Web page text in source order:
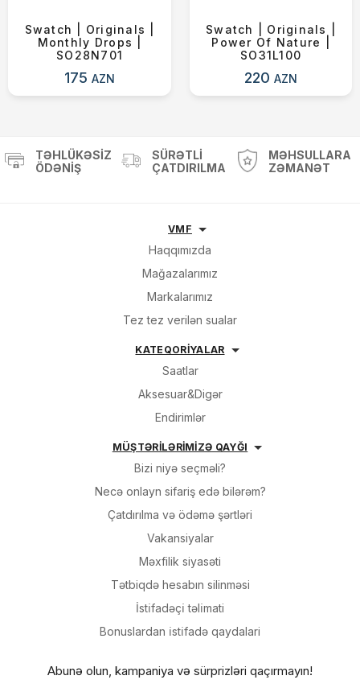
Swatch | Originals |
Monthly Drops |
SO28N701
175AZN
Swatch | Originals |
Power Of Nature |
SO31L100
220AZN
TƏHLÜKƏSIZ
ÖDƏNIŞ
SÜRƏTLI
ÇATDIRILMA
MƏHSULLARA
ZƏMANƏT
VMF
Haqqımızda
Mağazalarımız
Markalarımız
Tez tez verilən sualar
KATEQORİYALAR
Saatlar
Aksesuar&Digər
Endirimlər
MÜŞTƏRİLƏRİMİZƏ QAYĞI
Bizi niyə seçməli?
Necə onlayn sifariş edə bilərəm?
Çatdırılma və ödəmə şərtləri
Vakansiyalar
Məxfilik siyasəti
Tətbiqdə hesabın silinməsi
İsti̇fadəçi̇ təli̇mati
Bonuslardan i̇sti̇fadə qaydalari
Abunə olun, kampaniya və sürprizləri qaçırmayın!